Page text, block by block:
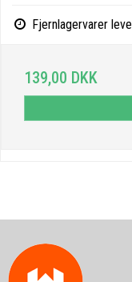
Fjernlagervarer
139,00 DKK